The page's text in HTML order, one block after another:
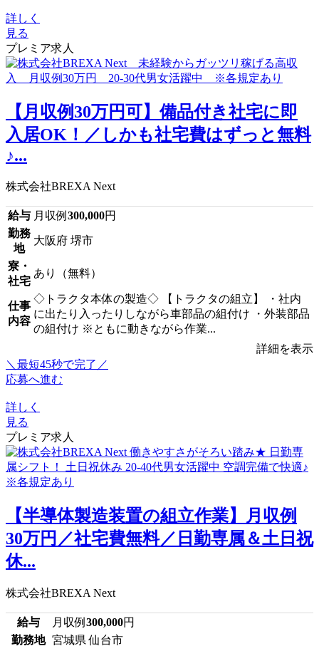
詳しく
見る
プレミア求人
【月収例30万円可】備品付き社宅に即
入居OK！／しかも社宅費はずっと無料
♪...
株式会社BREXA Next
給与 月収例 300,000円
勤務
地
大阪府 堺市
寮・
社宅
あり（無料）
仕事
内容
◇トラクタ本体の製造◇ 【トラクタの組立】 ・社内
に出たり入ったりしながら車部品の組付け ・外装部品
の組付け ※ともに動きながら作業...
詳細を表示
＼最短45秒で完了／
応募へ進む
詳しく
見る
プレミア求人
【半導体製造装置の組立作業】月収例
30万円／社宅費無料／日勤専属＆土日祝
休...
株式会社BREXA Next
給与 月収例 300,000円
勤務地 宮城県 仙台市